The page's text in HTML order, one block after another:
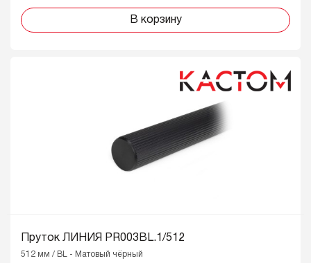
В корзину
Пруток ЛИНИЯ PR003BL.1/512
512 мм / BL - Матовый чёрный